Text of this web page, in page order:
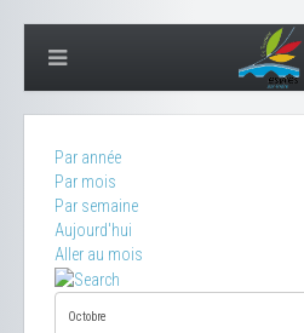
Par année
Par mois
Par semaine
Aujourd'hui
Aller au mois